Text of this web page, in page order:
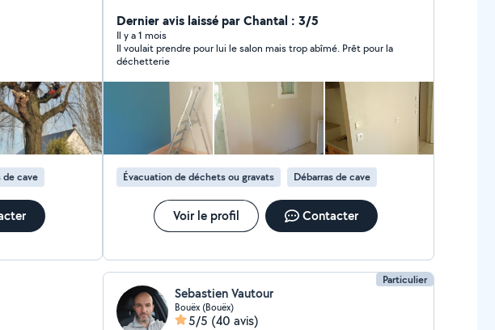
de cave
Dernier avis laissé par Chantal : 3/5
Il y a 1 mois
Il voulait prendre pour lui le salon mais trop abîmé. Prêt pour la
déchetterie
Évacuation de déchets ou gravats Débarras de cave
Voir le profil Contacter
Particulier
Sebastien Vautour
Bouëx (Bouëx)
5/5 (40 avis)